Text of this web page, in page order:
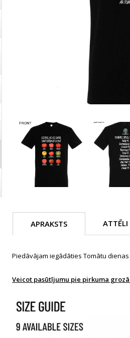
APRAKSTS ATTĒLI
Piedāvājam iegādāties Tomātu
Veicot pasūtījumu pie pirkuma